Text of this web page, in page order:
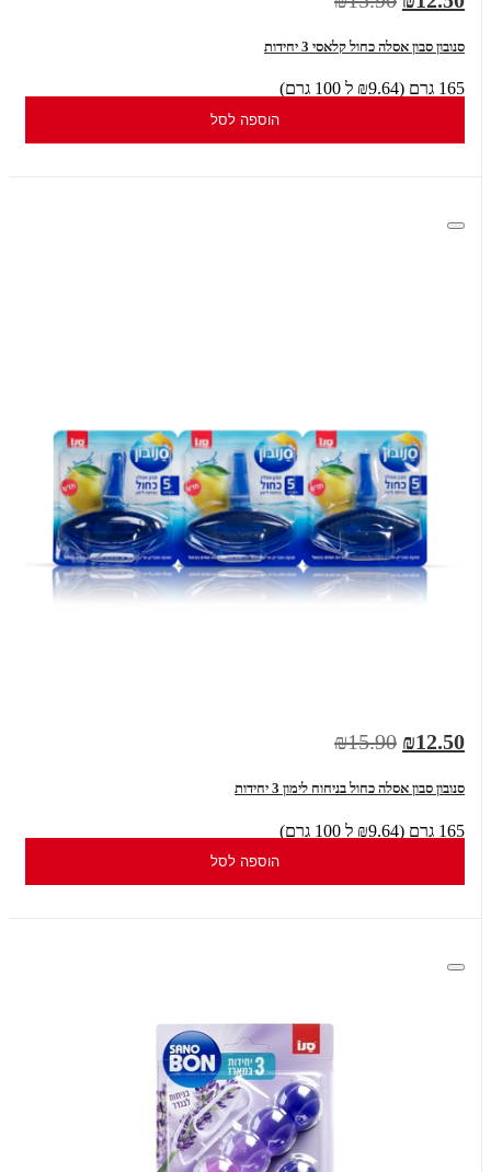
סנובון סבון אסלה כחול קלאסי 3 יחידות
165 גרם (₪9.64 ל 100 גרם)
הוספה לסל
₪12.50
₪15.90
סנובון סבון אסלה כחול בניחוח לימון 3 יחידות
165 גרם (₪9.64 ל 100 גרם)
הוספה לסל